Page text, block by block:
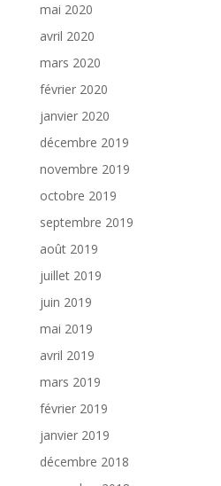
mai 2020
avril 2020
mars 2020
février 2020
janvier 2020
décembre 2019
novembre 2019
octobre 2019
septembre 2019
août 2019
juillet 2019
juin 2019
mai 2019
avril 2019
mars 2019
février 2019
janvier 2019
décembre 2018